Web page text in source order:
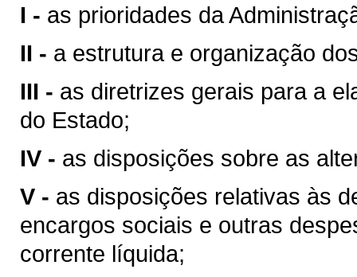
I - as prioridades da
II - a estrutura e organização
III - as diretrizes gerais para a
do Estado;
IV - as disposições sobre as
V - as disposições relativas às
encargos sociais e outras
corrente líquida;